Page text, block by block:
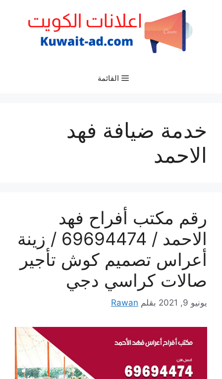
القائمة
خدمة ضيافة فهد
الاحمد
رقم مكتب أفراح فهد
الاحمد / 69694474 / زينة
أعراس تصميم كوش تأجير
صالات كراسي دجي
يونيو 9, 2021 بقلم Rawan